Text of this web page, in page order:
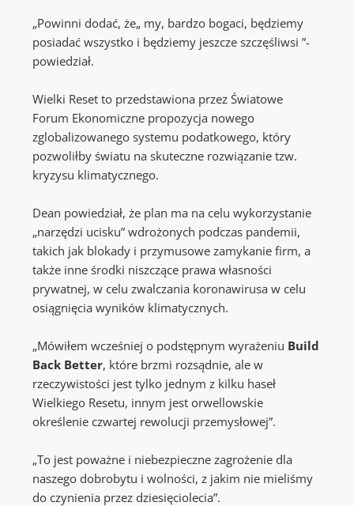
„Powinni dodać, że„ my, bardzo bogaci, będziemy
posiadać wszystko i będziemy jeszcze szczęśliwsi ”-
powiedział.
Wielki Reset to przedstawiona przez Światowe
Forum Ekonomiczne propozycja nowego
zglobalizowanego systemu podatkowego, który
pozwoliłby światu na skuteczne rozwiązanie tzw.
kryzysu klimatycznego.
Dean powiedział, że plan ma na celu wykorzystanie
„narzędzi ucisku” wdrożonych podczas pandemii,
takich jak blokady i przymusowe zamykanie firm, a
także inne środki niszczące prawa własności
prywatnej, w celu zwalczania koronawirusa w celu
osiągnięcia wyników klimatycznych.
„Mówiłem wcześniej o podstępnym wyrażeniu Build
Back Better, które brzmi rozsądnie, ale w
rzeczywistości jest tylko jednym z kilku haseł
Wielkiego Resetu, innym jest orwellowskie
określenie czwartej rewolucji przemysłowej”.
„To jest poważne i niebezpieczne zagrożenie dla
naszego dobrobytu i wolności, z jakim nie mieliśmy
do czynienia przez dziesięciolecia”.